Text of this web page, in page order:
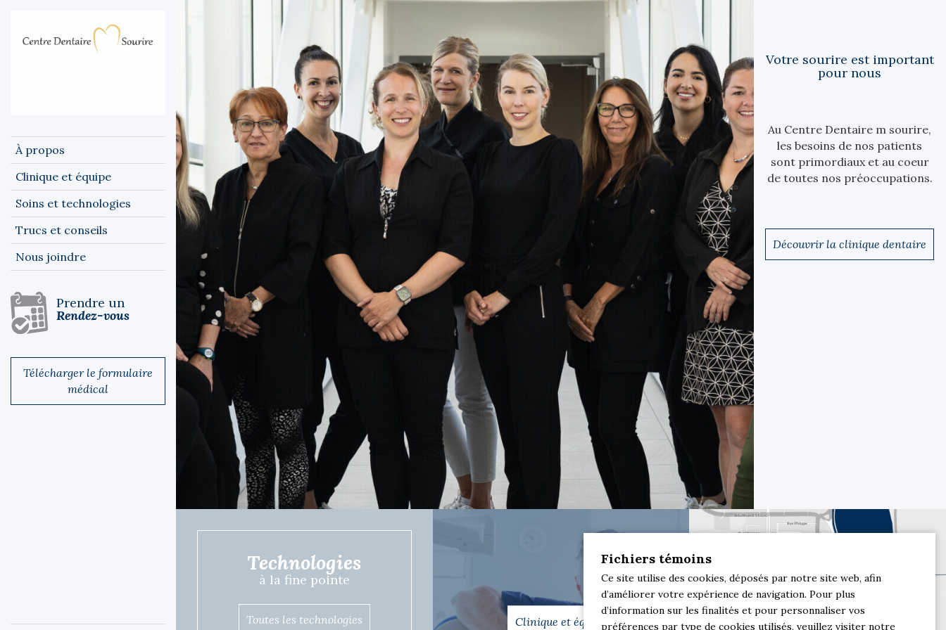
À propos
Clinique et équipe
Soins et technologies
Trucs et conseils
Nous joindre
Prendre un
Rendez-vous
Télécharger le formulaire
médical
Votre sourire est important
pour nous
Au Centre Dentaire m sourire,
les besoins de nos patients
sont primordiaux et au coeur
de toutes nos préoccupations.
Découvrir la clinique dentaire
concevoir et de procéder à la
pose d’incrustation(s) et de
couronne(s) en seul rendez-
vous.
Technologies
à la fine pointe
Toutes les technologies Clinique et équipe
Fichiers témoins
Ce site utilise des cookies, déposés par notre site web, afin
d’améliorer votre expérience de navigation. Pour plus
d’information sur les finalités et pour personnaliser vos
préférences par type de cookies utilisés, veuillez visiter notre